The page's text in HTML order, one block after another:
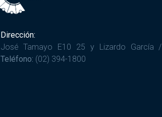
Dirección:
José Tamayo E10 25 y Lizardo García /
Teléfono: (02) 394-1800